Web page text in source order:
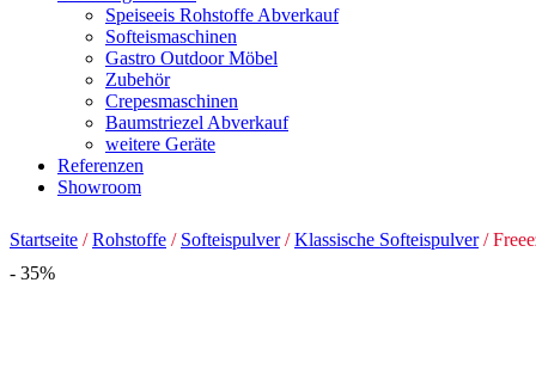
Speiseeis Rohstoffe Abverkauf
Softeismaschinen
Gastro Outdoor Möbel
Zubehör
Crepesmaschinen
Baumstriezel Abverkauf
weitere Geräte
Referenzen
Showroom
Startseite /Rohstoffe / Softeispulver/Klassische Softeispulver/
- 35%